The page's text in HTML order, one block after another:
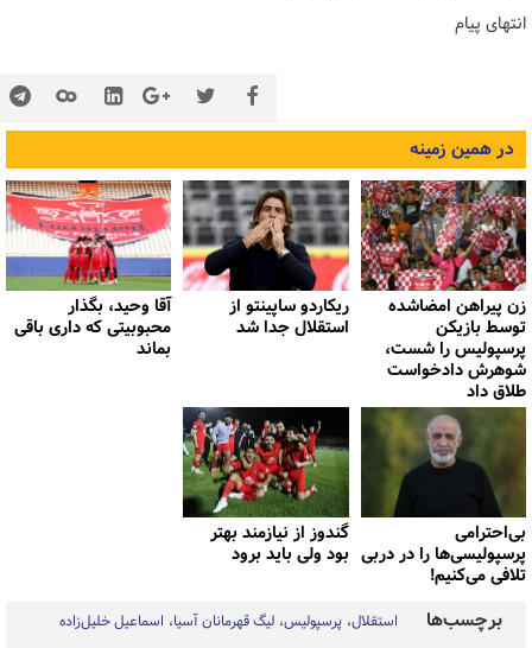
انتهای پیام
در همین زمینه
زن پیراهن امضاشده
توسط بازیکن
پرسپولیس را شست،
شوهرش دادخواست
طلاق داد
ریکاردو ساپینتو از
استقلال جدا شد
آقا وحید، بگذار
محبوبیتی که داری باقی
بماند
بی‌احترامی
پرسپولیسی‌ها را در دربی
تلافی می‌کنیم!
گندوز از نیازمند بهتر
بود ولی باید برود
برچسب‌ها استقلال پرسپولیس لیگ قهرمانان آسیا اسماعیل خلیل‌زاده